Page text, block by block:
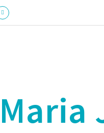
Maria